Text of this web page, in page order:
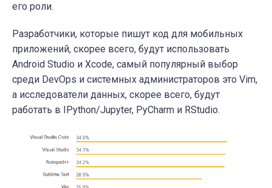
его роли.
Разработчики, которые пишут код для мобильных
приложений, скорее всего, будут использовать
Android Studio и Xcode, самый популярный выбор
среди DevOps и системных администраторов это Vim,
а исследователи данных, скорее всего, будут
работать в IPython/Jupyter, PyCharm и RStudio.